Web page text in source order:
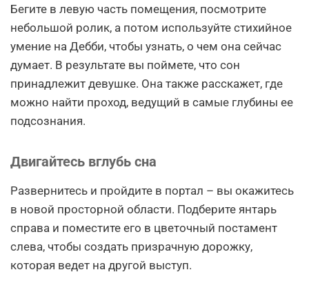
Бегите в левую часть помещения, посмотрите
небольшой ролик, а потом используйте стихийное
умение на Дебби, чтобы узнать, о чем она сейчас
думает. В результате вы поймете, что сон
принадлежит девушке. Она также расскажет, где
можно найти проход, ведущий в самые глубины ее
подсознания.
Двигайтесь вглубь сна
Развернитесь и пройдите в портал – вы окажитесь
в новой просторной области. Подберите янтарь
справа и поместите его в цветочный постамент
слева, чтобы создать призрачную дорожку,
которая ведет на другой выступ.